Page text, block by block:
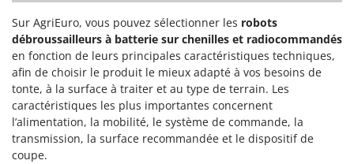
Fouloirs - Égrappoirs
Fourches pour tracteur
Fours d'extérieur - intérieur pour pizza et cuisine
Fours électriques
Fraises à neige
Fraises rotatives pour tracteur
D
Dal Degan
DCG
Deca
DeWalt
Di Martino
Diavola Pro
Sur AgriEuro, vous pouvez sélectionner les robots
débroussailleurs à batterie sur chenilles et radiocommandés
en fonction de leurs principales caractéristiques techniques,
afin de choisir le produit le mieux adapté à vos besoins de
tonte, à la surface à traiter et au type de terrain. Les
caractéristiques les plus importantes concernent
l’alimentation, la mobilité, le système de commande, la
transmission, la surface recommandée et le dispositif de
coupe.